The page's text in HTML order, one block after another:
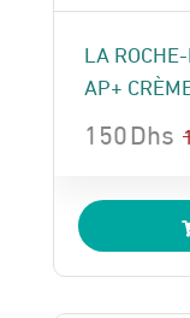
LA
AP+
prix
initial
était :
150Dhs
prix
actuel
est :